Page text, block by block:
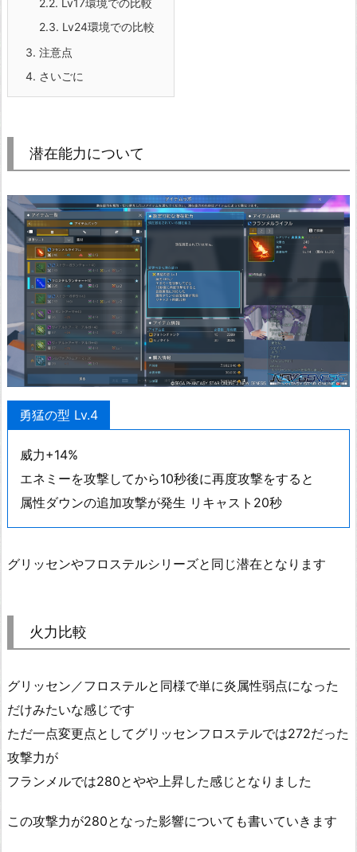
2.3. Lv24環境での比較
3. 注意点
4. さいごに
潜在能力について
勇猛の型 Lv.4
威力+14%
エネミーを攻撃してから10秒後に再度攻撃をすると
属性ダウンの追加攻撃が発生 リキャスト20秒
グリッセンやフロステルシリーズと同じ潜在となります
火力比較
グリッセン／フロステルと同様で単に炎属性弱点になった
だけみたいな感じです
ただ一点変更点としてグリッセンフロステルでは272だった
攻撃力が
フランメルでは280とやや上昇した感じとなりました
この攻撃力が280となった影響についても書いていきます